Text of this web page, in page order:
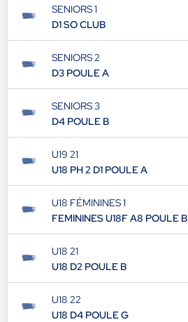
SENIORS 1
D1 SO CLUB
SENIORS 2
D3 POULE A
SENIORS 3
D4 POULE B
U19 21
U18 PH 2 D1 POULE A
U18 FÉMININES 1
FEMININES U18F A8 POULE B
U18 21
U18 D2 POULE B
U18 22
U18 D4 POULE G